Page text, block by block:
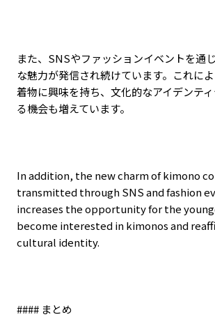
また、 SNSやファッションイベントを通
な魅力が発信され続けています。これに
着物に興味を持ち、文化的なアイデンテ
る機会も増えています。
In addition, the new charm of kimono
transmitted through SNS and fashion
increases the opportunity for the
become interested in kimonos and
cultural identity.
#### まとめ